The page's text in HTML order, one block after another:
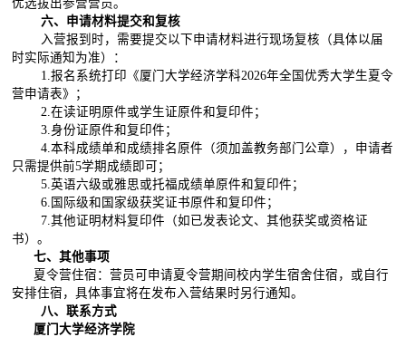
优选拔出参营营员。
六、申请材料提交和复核
入营报到时，需要提交以下申请材料进行现场复核（具体以届
时实际通知为准）：
1. 报名系统打印《厦门大学经济学科2026年全国优秀大学生夏令
营申请表》；
2. 在读证明原件或学生证原件和复印件；
3. 身份证原件和复印件；
4. 本科成绩单和成绩排名原件（须加盖教务部门公章），申请者
只需提供前5学期成绩即可；
5. 英语六级或雅思或托福成绩单原件和复印件；
6. 国际级和国家级获奖证书原件和复印件；
7. 其他证明材料复印件（如已发表论文、其他获奖或资格证
书）。
七、其他事项
夏令营住宿：营员可申请夏令营期间校内学生宿舍住宿，或自行
安排住宿，具体事宜将在发布入营结果时另行通知。
八、联系方式
厦门大学经济学院